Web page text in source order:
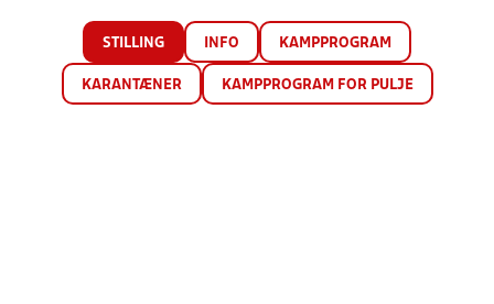
STILLING INFO KAMPPROGRAM
KARANTÆNER KAMPPROGRAM FOR PULJE